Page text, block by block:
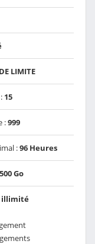
LIMITE
15
:999
:96 Heures
500 Go
illimité